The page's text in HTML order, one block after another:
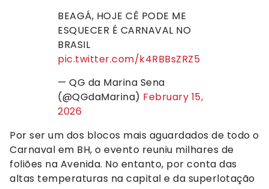
BEAGÁ, HOJE CÊ PODE ME
ESQUECER É CARNAVAL NO
BRASIL
pic.twitter.com/k4RBBsZRZ5
— QG da Marina Sena
(@QGdaMarina) February 15,
2026
Por ser um dos blocos mais aguardados de todo o
Carnaval em BH, o evento reuniu milhares de
foliões na Avenida. No entanto, por conta das
altas temperaturas na capital e da superlotação